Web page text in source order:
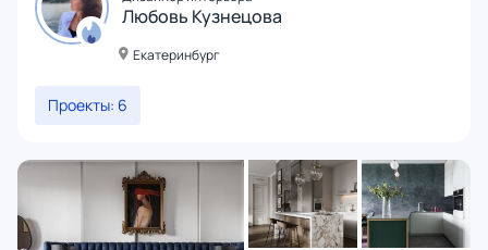
Любовь Кузнецова
Екатеринбург
Проекты: 6